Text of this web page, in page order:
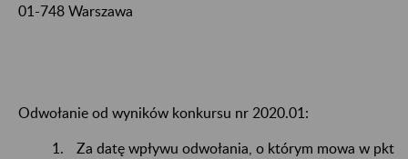
01-748 Warszawa
Odwołanie od wyników konkursu nr 2020.01:
Za datę wpływu odwołania, o którym mowa w pkt